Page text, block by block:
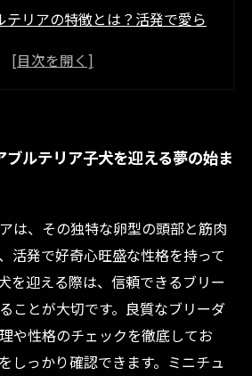
テリアの特徴とは？活発で愛ら
県のブリーダー選びが鍵となる
えたミニチュアブルテリア子
談
アブルテリア子犬と出会うため
ルテリア子犬を迎える夢の始ま
は、その独特な卵型の頭部と筋肉
活発で好奇心旺盛な性格を持って
を迎える際は、信頼できるブリー
ことが大切です。良質なブリーダ
や性格のチェックを徹底してお
しっかり確認できます。ミニチュ